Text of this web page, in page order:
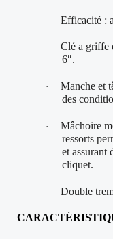
· Efficacité :
·
Clé a griffe
6″.
·
Manche et
des
·
Mâchoire
ressorts
et assurant
cliquet.
· Double
CARACTÉRI